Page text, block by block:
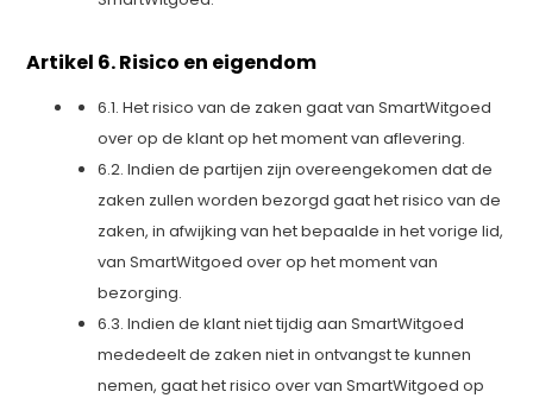
Artikel 6. Risico en eigendom
6.1. Het risico van de zaken gaat van SmartWitgoed
over op de klant op het moment van aflevering.
6.2. Indien de partijen zijn overeengekomen dat de
zaken zullen worden bezorgd gaat het risico van de
zaken, in afwijking van het bepaalde in het vorige lid,
van SmartWitgoed over op het moment van
bezorging.
6.3. Indien de klant niet tijdig aan SmartWitgoed
mededeelt de zaken niet in ontvangst te kunnen
nemen, gaat het risico over van SmartWitgoed op